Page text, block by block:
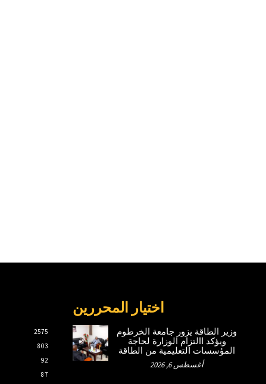
2575
803
92
87
اختيار المحررين
وزير الطاقة يزور جامعة الخرطوم
ويؤكد االتزام الوزارة لحاجة
المؤسسات التعليمية من الطاقة
أغسطس 6, 2026